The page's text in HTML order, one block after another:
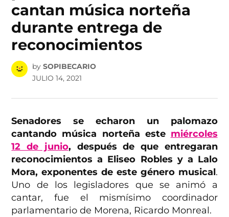
cantan música norteña
durante entrega de
reconocimientos
by SOPIBECARIO
JULIO 14, 2021
Senadores se echaron un palomazo
cantando música norteña este miércoles
12 de junio, después de que entregaran
reconocimientos a Eliseo Robles y a Lalo
Mora, exponentes de este género musical.
Uno de los legisladores que se animó a
cantar, fue el mismísimo coordinador
parlamentario de Morena, Ricardo Monreal.